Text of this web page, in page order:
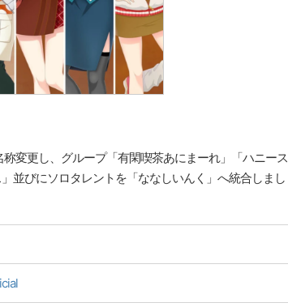
変更し、グループ「有閑喫茶あにまーれ」「ハニース
並びにソロタレントを「ななしいんく」へ統合しまし